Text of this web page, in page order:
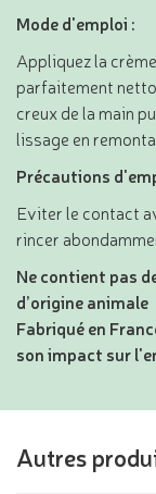
Mode d'emploi :
Appliquez la
parfaitement
creux de la main
lissage en
Précautions
Eviter le contact
rincer
Ne contient pas
d’origine animale
Fabriqué en
son impact sur
Autres